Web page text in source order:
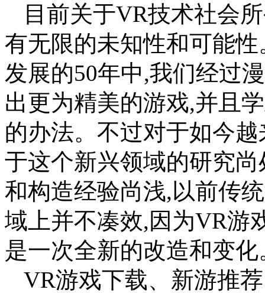
目前关于VR技术社会
有无限的未知性和可能
发展的50年中,我们经过
出更为精美的游戏,并且
的办法。不过对于如今
于这个新兴领域的研究
和构造经验尚浅,以前传
域上并不凑效,因为VR游
是一次全新的改造和变
VR游戏下载、新游推